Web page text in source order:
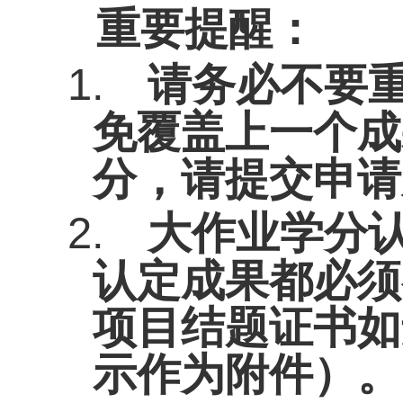
重要提醒：
1.
请务必不要
免覆盖上一个
分，请提交申
2.
大作业学分
认定成果都必
项目结题证书
示作为附件）。